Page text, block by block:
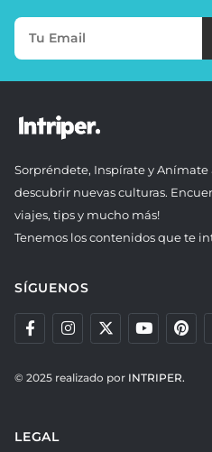
Sorpréndete, Inspírate y
descubrir nuevas culturas.
viajes, tips y mucho más!
Tenemos los contenidos que te
SÍGUENOS
© 2025 realizado por INTRIPER.
LEGAL